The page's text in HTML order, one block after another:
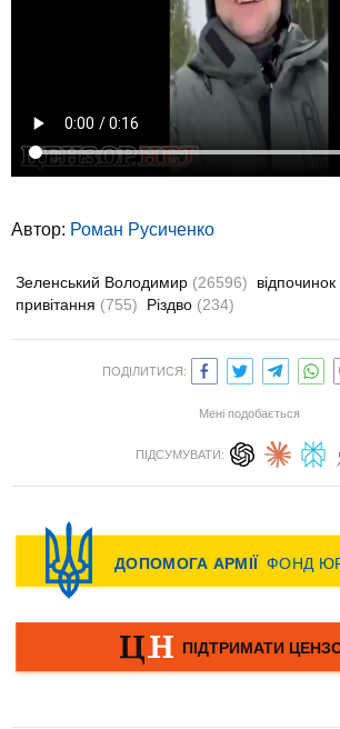
Автор: Роман Русиченко
Зеленський Володимир (26596) відпочинок
привітання (755) Різдво (234)
ПОДІЛИТИСЯ:
Мені подобається
ПІДСУМУВАТИ: